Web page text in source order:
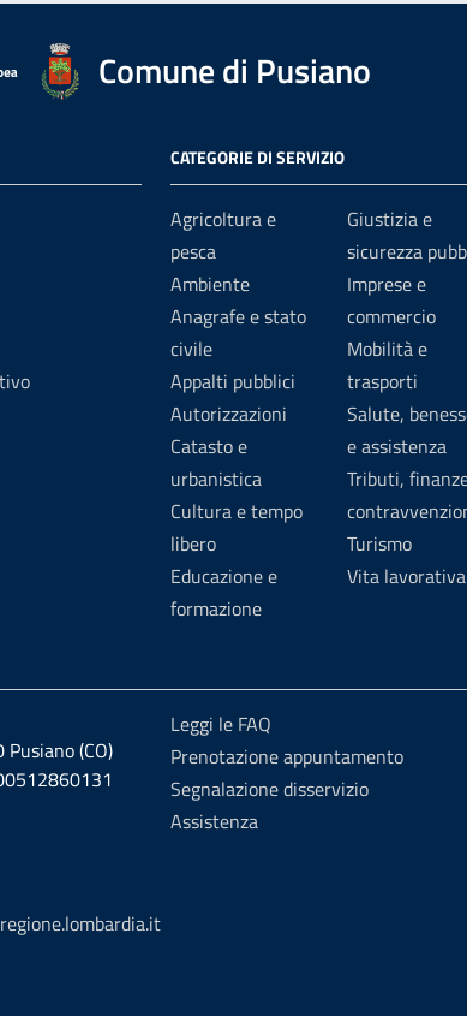
Comune di Pusiano
CATEGORIE DI SERVIZIO
Agricoltura e
pesca
Ambiente
Anagrafe e stato
civile
Appalti pubblici
Autorizzazioni
Catasto e
urbanistica
Cultura e tempo
libero
Educazione e
formazione
Giustizia e
sicurezza
Imprese e
commercio
Mobilità e
trasporti
Salute,
e assistenza
Tributi,
Turismo
Vita lavorativa
(CO)
Leggi le FAQ
Prenotazione appuntamento
Segnalazione disservizio
Assistenza